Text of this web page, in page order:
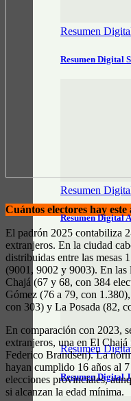
Resumen
Resumen Digital
Resumen
Resumen Digital
Resumen
Resumen Digital
Cuántos electores hay este
El padrón 2025 contabiliza
extranjeros. En la ciudad
distribuidas entre las mesas
(9001, 9002 y 9003). En las
Chajá (67 y 68, con 384
Gómez (76 a 79, con
con 303) y La Posada (82,
En comparación con 2023,
extranjeros, una en El
Federico Brandsen). La
hayan cumplido 16 años al
elecciones provinciales,
si alcanzan la edad mínima.